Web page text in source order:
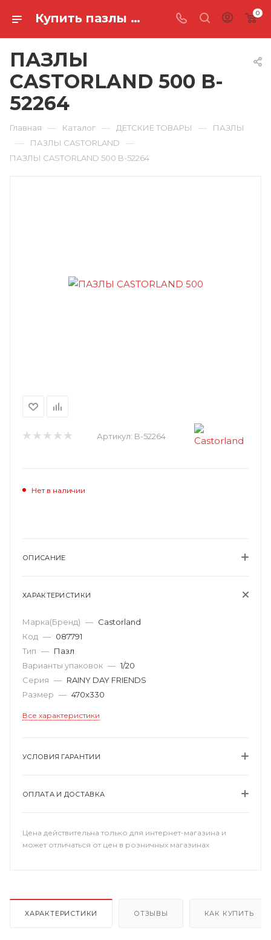
Купить пазлы castorland 500 B-52264 в Ростове-на-Дону 0
ПАЗЛЫ
CASTORLAND 500 B-
52264
Главная — Каталог — ДЕТСКИЕ ТОВАРЫ — ПАЗЛЫ
— ПАЗЛЫ CASTORLAND —
ПАЗЛЫ CASTORLAND 500 B-52264
Артикул: B-52264
Нет в наличии
ОПИСАНИЕ
ХАРАКТЕРИСТИКИ
Марка(Бренд) — Castorland
Код — 087791
Тип — Пазл
Варианты упаковок — 1/20
Серия — RAINY DAY FRIENDS
Размер — 470х330
Все характеристики
УСЛОВИЯ ГАРАНТИИ
ОПЛАТА И ДОСТАВКА
Цена действительна только для интернет-магазина и
может отличаться от цен в розничных магазинах
ХАРАКТЕРИСТИКИ ОТЗЫВЫ КАК КУПИТЬ